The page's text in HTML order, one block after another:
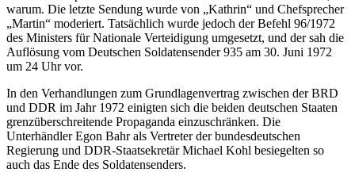
warum. Die letzte Sendung wurde von „Kathrin“ und Chefsprecher
„Martin“ moderiert. Tatsächlich wurde jedoch der Befehl 96/1972
des Ministers für Nationale Verteidigung umgesetzt, und der sah die
Auflösung vom Deutschen Soldatensender 935 am 30. Juni 1972
um 24 Uhr vor.
In den Verhandlungen zum Grundlagenvertrag zwischen der BRD
und DDR im Jahr 1972 einigten sich die beiden deutschen Staaten
grenzüberschreitende Propaganda einzuschränken. Die
Unterhändler Egon Bahr als Vertreter der bundesdeutschen
Regierung und DDR-Staatsekretär Michael Kohl besiegelten so
auch das Ende des Soldatensenders.